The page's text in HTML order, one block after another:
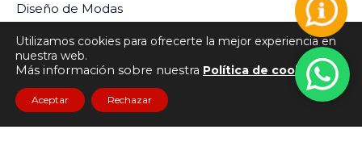
c.bernedo.arce@isur.edu.
pe
Diseño de Modas
INSTITUTO DE EDUCACIÓN SUPERIOR PRIVADO DEL
SUR RM-073-2024-MINEDU
Todos los derechos reservados
Utilizamos cookies para ofrecerte la mejor experiencia en
nuestra web.
Más información sobre nuestra Política de cookies
Aceptar Rechazar